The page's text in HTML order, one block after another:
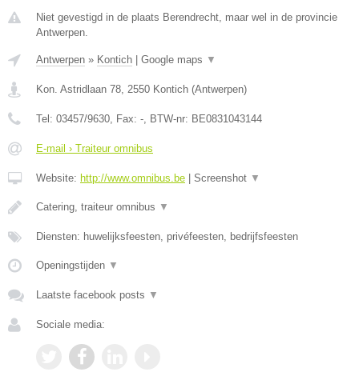
Niet gevestigd in de plaats Berendrecht, maar wel in de provincie
Antwerpen.
Antwerpen » Kontich Google maps ▼
Kon. Astridlaan 78, 2550 Kontich (Antwerpen)
Tel: 03457/9630, Fax: -, BTW-nr: BE0831043144
E-mail › Traiteur omnibus
Website: http://www.omnibus.be Screenshot ▼
Catering, traiteur omnibus ▼
Diensten: huwelijksfeesten, privéfeesten, bedrijfsfeesten
Openingstijden ▼
Laatste facebook posts ▼
Sociale media: